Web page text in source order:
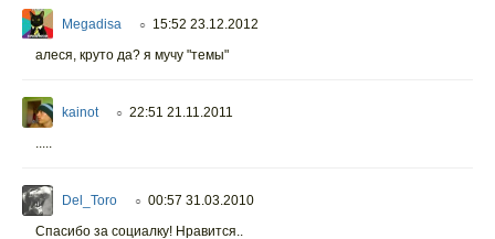
Megadisa ○ 15:52 23.12.2012
алеся, круто да? я мучу "темы"
kainot ○ 22:51 21.11.2011
.....
Del_Toro ○ 00:57 31.03.2010
Спасибо за социалку! Нравится..